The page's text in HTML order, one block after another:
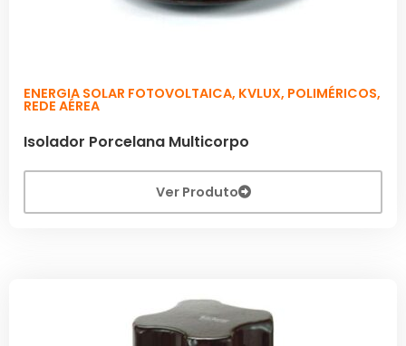
ENERGIA SOLAR FOTOVOLTAICA, KVLUX, POLIMÉRICOS,
REDE AÉREA
Isolador Porcelana Multicorpo
Ver Produto